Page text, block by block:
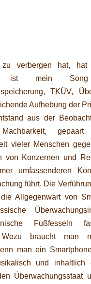
zu verbergen hat, hat
ist mein
TKÜV,
Aufhebung der
aus der
Machbarkeit,
vieler Menschen
von Konzernen und
umfassenderen
führt. Die
Allgegenwart von
Fußfesseln
Wozu braucht man
man ein
und inhaltlich
Überwachungsstaat